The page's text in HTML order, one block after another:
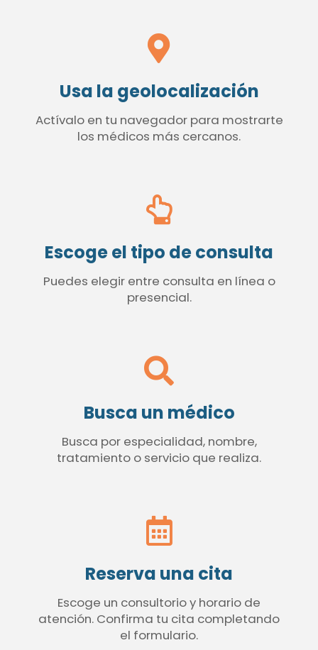
Usa la geolocalización
Actívalo en tu navegador para mostrarte
los médicos más cercanos.
Escoge el tipo de consulta
Puedes elegir entre consulta en línea o
presencial.
Busca un médico
Busca por especialidad, nombre,
tratamiento o servicio que realiza.
Reserva una cita
Escoge un consultorio y horario de
atención. Confirma tu cita completando
el formulario.